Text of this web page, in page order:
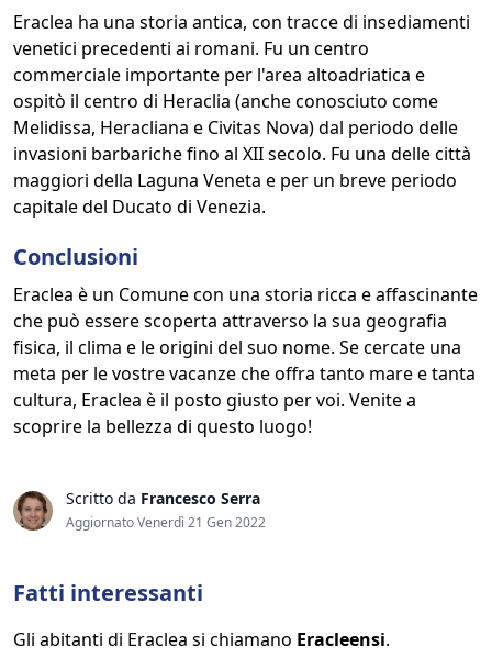
Eraclea ha una storia antica, con tracce di insediamenti
venetici precedenti ai romani. Fu un centro
commerciale importante per l'area altoadriatica e
ospitò il centro di Heraclia (anche conosciuto come
Melidissa, Heracliana e Civitas Nova) dal periodo delle
invasioni barbariche fino al XII secolo. Fu una delle città
maggiori della Laguna Veneta e per un breve periodo
capitale del Ducato di Venezia.
Conclusioni
Eraclea è un Comune con una storia ricca e affascinante
che può essere scoperta attraverso la sua geografia
fisica, il clima e le origini del suo nome. Se cercate una
meta per le vostre vacanze che offra tanto mare e tanta
cultura, Eraclea è il posto giusto per voi. Venite a
scoprire la bellezza di questo luogo!
Scritto da Francesco Serra
Aggiornato Venerdì 21 Gen 2022
Fatti interessanti
Gli abitanti di Eraclea si chiamano Eracleensi.